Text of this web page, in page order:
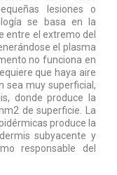
lesiones o
se basa en la
entre el extremo del
el plasma
no funciona en
que haya aire
sea muy superficial,
donde produce la
de superficie. La
produce la
subyacente y
responsable del